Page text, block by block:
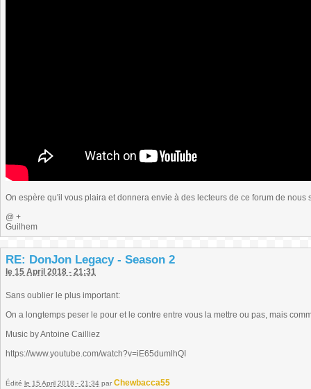
On espère qu'il vous plaira et donnera envie à des lecteurs de ce forum de
@ +
Guilhem
RE: DonJon Legacy - Season 2
le 15 April 2018 - 21:31
Sans oublier le plus important:
On a longtemps peser le pour et le contre entre vous la mettre ou pas, mais
Music by Antoine Cailliez
https://www.youtube.com/watch?v=iE65dumlhQI
Édité le 15 April 2018 - 21:34 par Chewbacca55